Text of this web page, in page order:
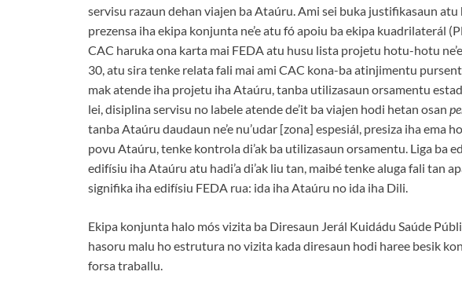
servisu razaun dehan viajen ba Ataúru. Ami sei buka justifikasaun atu
prezensa iha ekipa konjunta ne’e atu fó apoiu ba ekipa kuadrilaterál
CAC haruka ona karta mai FEDA atu husu lista projetu hotu-hotu
30, atu sira tenke relata fali mai ami CAC kona-ba atinjimentu
mak atende iha projetu iha Ataúru, tanba utilizasaun orsamentu
lei, disiplina servisu no labele atende de’it ba viajen hodi hetan osan
tanba Ataúru daudaun ne’e nu’udar [zona] espesiál, presiza iha ema
povu Ataúru, tenke kontrola di’ak ba utilizasaun orsamentu. Liga ba
edifísiu iha Ataúru atu hadi’a di’ak liu tan, maibé tenke aluga fali tan
signifika iha edifísiu FEDA rua: ida iha Ataúru no ida iha Dili.
Ekipa konjunta halo mós vizita ba Diresaun Jerál Kuidádu Saúde
hasoru malu ho estrutura no vizita kada diresaun hodi haree besik
forsa traballu.